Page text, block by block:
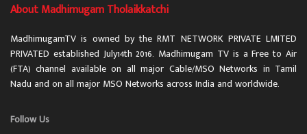
About Madhimugam Tholaikkatchi
MadhimugamTV is owned by the RMT NETWORK PRIVATE LMITED
PRIVATED established July14th 2016. Madhimugam TV is a Free to Air
(FTA) channel available on all major Cable/MSO Networks in Tamil
Nadu and on all major MSO Networks across India and worldwide.
Follow Us